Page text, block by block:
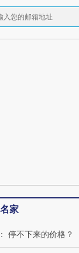
家
： 停不下来的价格？